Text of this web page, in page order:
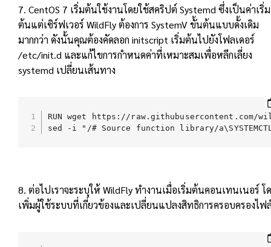
7. CentOS 7 เริ่มต้นใช้งานโดยใช้สคริปต์ Systemd ซึ่งเป็นค่าเริ่ม
ต้นแต่เซิร์ฟเวอร์ WildFly ต้องการ SystemV ขั้นต้นแบบดั้งเดิม
มากกว่า ดังนั้นคุณต้องคัดลอก initscript เริ่มต้นไปยังโฟลเดอร์
/etc/init.d และแก้ไขการกำหนดค่าที่เหมาะสมเพื่อหลีกเลี่ยง
systemd เปลี่ยนเส้นทาง
RUN wget https://
sed -i "/# Source function library/
8. ต่อไปเราจะระบุให้ WildFly ทำงานเมื่อเริ่มต้นคอนเทนเนอร์ โ
เพิ่มผู้ใช้ระบบที่เกี่ยวข้องและเปลี่ยนแปลงสิทธิการครอบครองไฟ